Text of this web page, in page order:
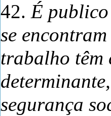
42.É
se
trabalho têm
segurança